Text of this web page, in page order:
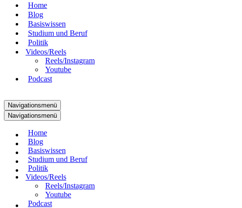
Home
Blog
Basiswissen
Studium und Beruf
Politik
Videos/Reels
Reels/Instagram
Youtube
Podcast
Navigationsmenü
Navigationsmenü
Home
Blog
Basiswissen
Studium und Beruf
Politik
Videos/Reels
Reels/Instagram
Youtube
Podcast